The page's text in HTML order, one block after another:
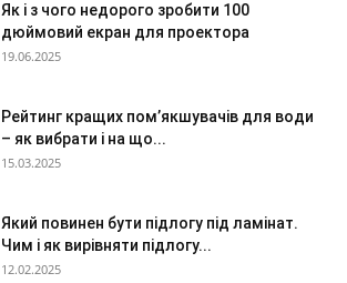
Як і з чого недорого зробити 100
дюймовий екран для проектора
19.06.2025
Рейтинг кращих пом’якшувачів для води
– як вибрати і на що...
15.03.2025
Який повинен бути підлогу під ламінат.
Чим і як вирівняти підлогу...
12.02.2025